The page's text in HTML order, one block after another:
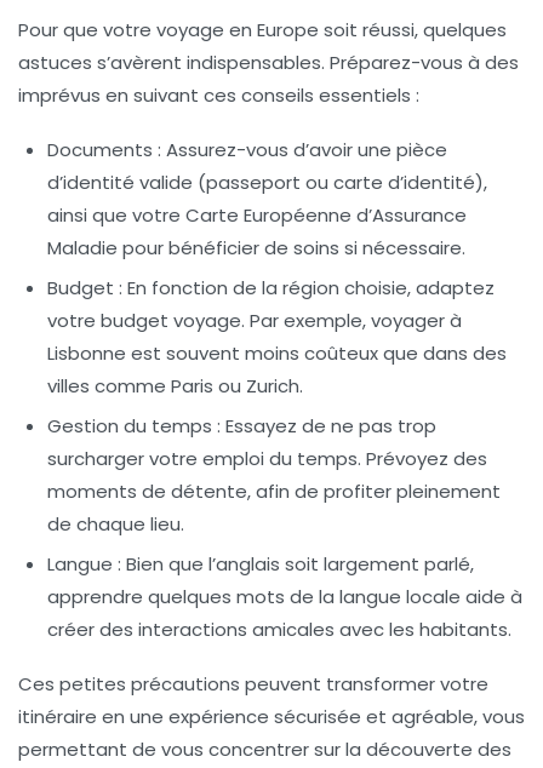
Pour que votre voyage en Europe soit réussi, quelques
astuces s’avèrent indispensables. Préparez-vous à des
imprévus en suivant ces conseils essentiels :
Documents : Assurez-vous d’avoir une pièce
d’identité valide (passeport ou carte d’identité),
ainsi que votre Carte Européenne d’Assurance
Maladie pour bénéficier de soins si nécessaire.
Budget : En fonction de la région choisie, adaptez
votre budget voyage. Par exemple, voyager à
Lisbonne est souvent moins coûteux que dans des
villes comme Paris ou Zurich.
Gestion du temps : Essayez de ne pas trop
surcharger votre emploi du temps. Prévoyez des
moments de détente, afin de profiter pleinement
de chaque lieu.
Langue : Bien que l’anglais soit largement parlé,
apprendre quelques mots de la langue locale aide à
créer des interactions amicales avec les habitants.
Ces petites précautions peuvent transformer votre
itinéraire en une expérience sécurisée et agréable, vous
permettant de vous concentrer sur la découverte des